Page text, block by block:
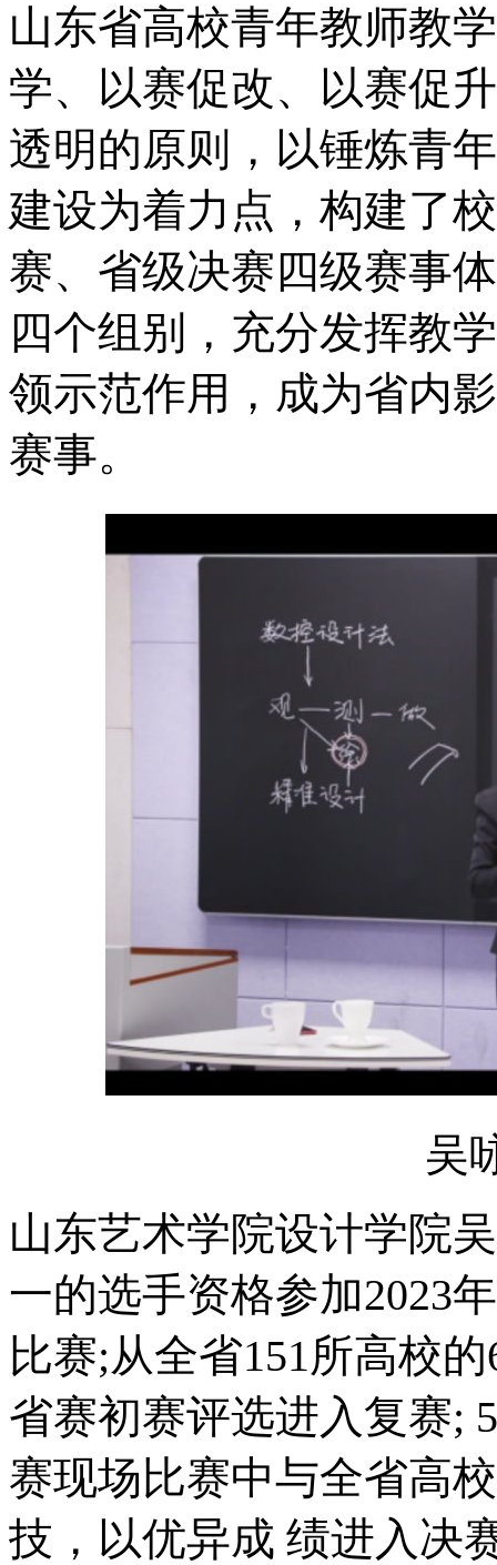
山东省高校青年教师教
学、以赛促改、以赛促
透明的原则，以锤炼青
建设为着力点，构建了
赛、省级决赛四级赛事
四个组别，充分发挥教
领示范作用，成为省内
赛事。
吴
山东艺术学院设计学院
一的选手资格参加2023
比赛;从全省151所高校
省赛初赛评选进入复赛;
赛现场比赛中与全省高
技，以优异成 绩进入决